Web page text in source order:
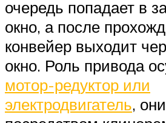
очередь попадает в
окно, а после
конвейер выходит
окно. Роль привода
мотор-редуктор или
электродвигатель,